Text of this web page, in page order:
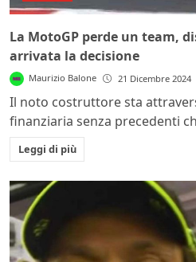
La MotoGP perde un team,
arrivata la decisione
Maurizio Balone 21 Dicembre 2024
Il noto costruttore sta
finanziaria senza precedenti
Leggi di più